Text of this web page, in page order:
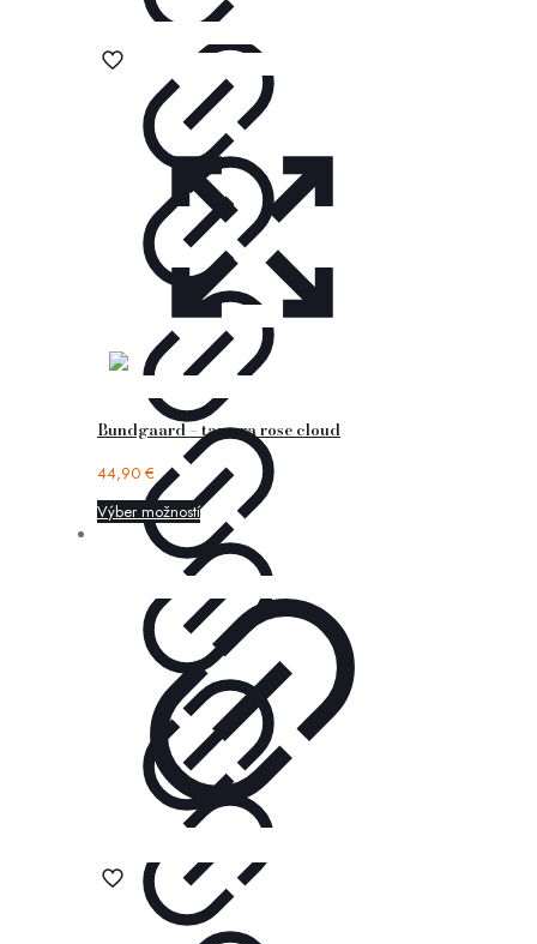
Bundgaard – tamara rose cloud
44,90 €
Výber možností